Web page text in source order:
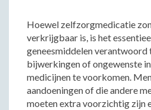
Hoewel zelfzorgmedicatie
verkrijgbaar is, is het
geneesmiddelen verantwoord
bijwerkingen of ongewenste
medicijnen te voorkomen.
aandoeningen of die andere
moeten extra voorzichtig zijn